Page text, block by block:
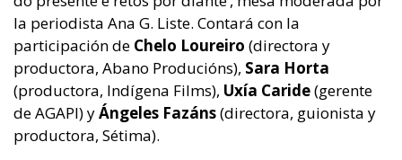
la periodista Ana G. Liste. Contará con la
participación de Chelo Loureiro (directora y
productora, Abano Producións), Sara Horta
(productora, Indígena Films), Uxía Caride(gerente
de AGAPI) yÁngeles Fazáns(directora, guionista y
productora, Sétima).